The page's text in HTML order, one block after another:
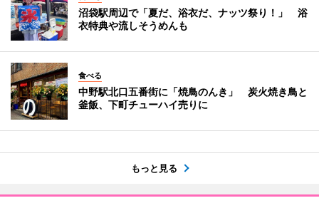
沼袋駅周辺で「夏だ、浴衣だ、ナッツ祭り！」 浴
衣特典や流しそうめんも
食べる
中野駅北口五番街に「焼鳥のんき」 炭火焼き鳥と
釜飯、下町チューハイ売りに
もっと見る